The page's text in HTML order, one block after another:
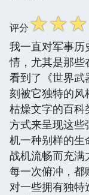
评分☆☆☆
我一直对军事历
情，尤其是那些
看到了《世界武
刻被它独特的风
枯燥文字的百科
方式来呈现这些
机一种别样的生
战机流畅而充满
每一次俯冲，都
对一些拥有独特